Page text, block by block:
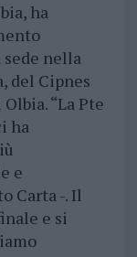
ha
sede nella
del Cipnes
“La Pte
ha
e
Carta -. Il
e si